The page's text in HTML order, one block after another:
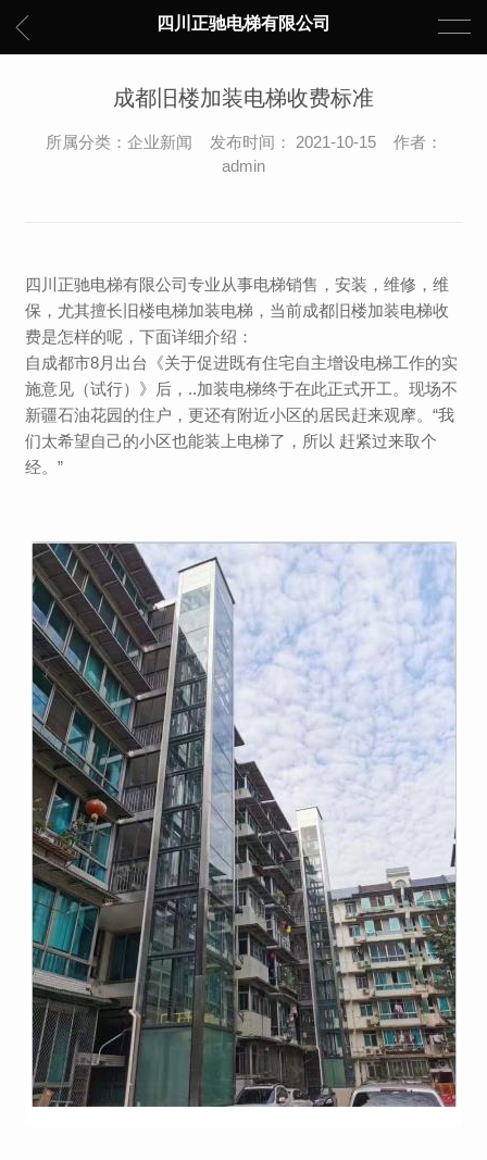
四川正驰电梯有限公司
成都旧楼加装电梯收费标准
所属分类：企业新闻 发布时间： 2021-10-15 作者：
admin
四川正驰电梯有限公司专业从事电梯销售，安装，维修，维
保，尤其擅长旧楼电梯加装电梯，当前成都旧楼加装电梯收
费是怎样的呢，下面详细介绍：
自成都市8月出台《关于促进既有住宅自主增设电梯工作的实
施意见（试行）》后，..加装电梯终于在此正式开工。现场不
新疆石油花园的住户，更还有附近小区的居民赶来观摩。“我
们太希望自己的小区也能装上电梯了，所以 赶紧过来取个
经。”